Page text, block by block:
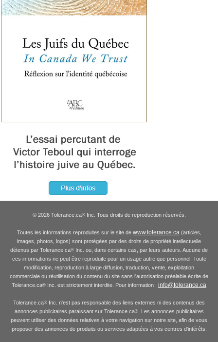
© 2026 Tolerance.ca®Inc. Tous droits de reproduction réservés.
Toutes les informations reproduites sur le site de www.tolerance.ca(articles,
images, photos, logos) sont protégées par des droits de propriété intellectuelle
détenus par Tolerance.ca® Inc. ou, dans certains cas, par leurs auteurs. Aucune de
ces informations ne peut être reproduite pour un usage autre que personnel. Toute
modification, reproduction à large diffusion, traduction, vente, exploitation
commerciale ou réutilisation du contenu du site sans l'autorisation préalable écrite de
Tolerance.ca® Inc. est strictement interdite. Pour information : info@tolerance.ca
Tolerance.ca® Inc. n'est pas responsable des liens externes ni des contenus des
annonces publicitaires paraissant sur Tolerance.ca®. Les annonces publicitaires
peuvent utiliser des données relatives à votre navigation sur notre site, afin de vous
proposer des annonces de produits ou services adaptées à vos centres d'intérêts.